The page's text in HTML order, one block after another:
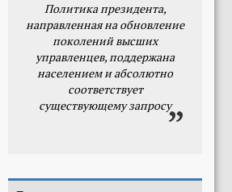
Политика президента,
направленная на обновление
поколений высших
управленцев, поддержана
населением и абсолютно
соответствует
существующему запросу